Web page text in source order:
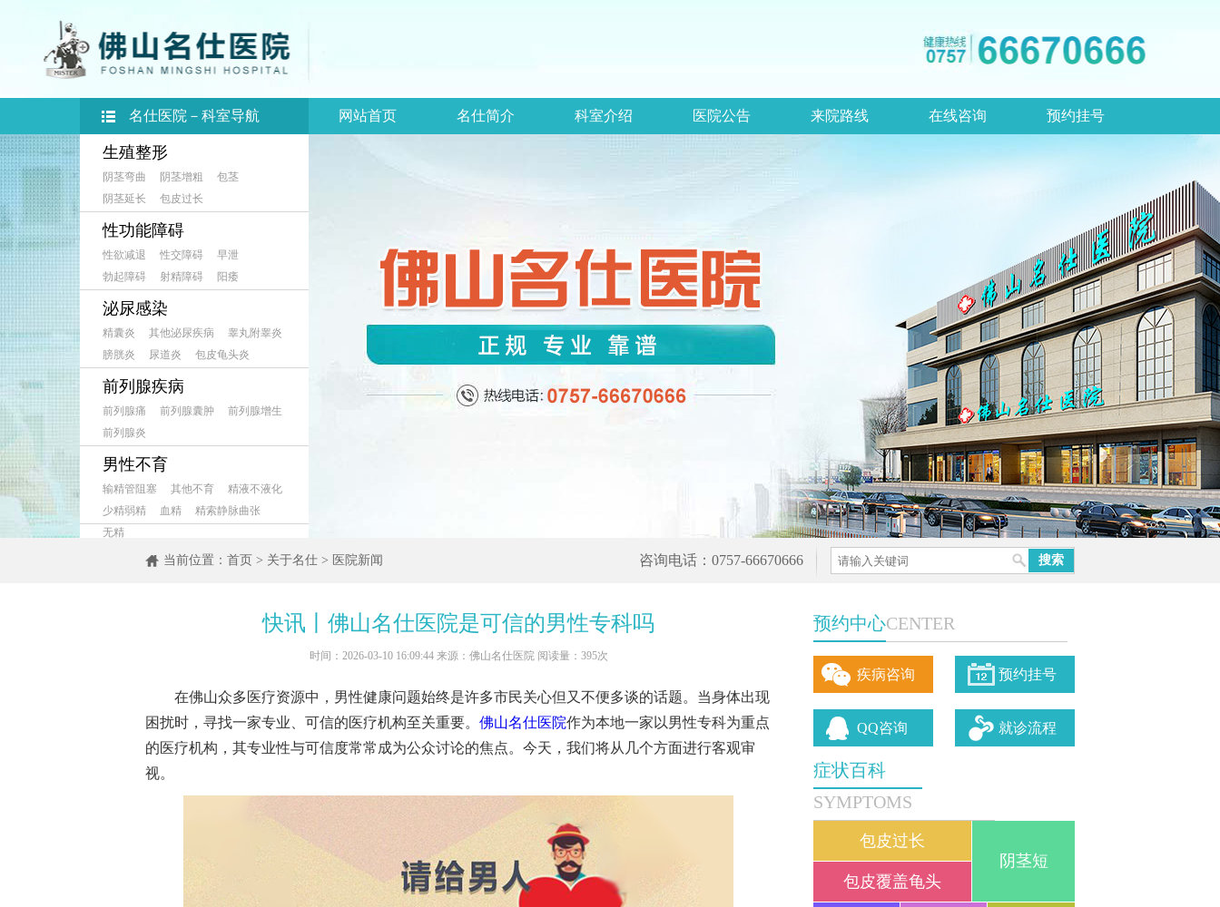
生殖整形
阴茎弯曲 阴茎增粗
包茎
阴茎延长
包皮过长
性功能障碍
性欲减退 性交障碍
早泄
勃起障碍
射精障碍 阳痿
泌尿感染
精囊炎 其他泌尿疾病
睾丸附睾炎
膀胱炎
尿道炎 包皮龟头炎
前列腺疾病
前列腺痛 前列腺囊肿
前列腺增生
前列腺炎
男性不育
输精管阻塞 其他不育
精液不液化
少精弱精
血精
精索静脉曲张
无精
名仕医院－科室导航 网站首页 名仕简介 科室介绍 医院公告 来院路线 在线咨询 预约挂号
咨询电话：0757-66670666
当前位置： 首页 > 关于名仕 > 医院新闻
预约中心CENTER
疾病咨询 预约挂号
QQ咨询 就诊流程
症状百科
SYMPTOMS
包皮过长
包皮覆盖龟头
阴茎短
快讯丨佛山名仕医院是可信的男性专科吗
时间：2026-03-10 16:09:44 来源：佛山名仕医院 阅读量：395次
在佛山众多医疗资源中，男性健康问题始终是许多市民关心但又不便多谈的话题。当身体出现
困扰时，寻找一家专业、可信的医疗机构至关重要。 佛山名仕医院作为本地一家以男性专科为重点
的医疗机构，其专业性与可信度常常成为公众讨论的焦点。今天，我们将从几个方面进行客观审
视。